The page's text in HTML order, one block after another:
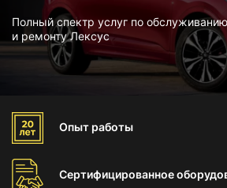
Полный спектр услуг по
и ремонту Лексус
Опыт работы
Сертифицированное